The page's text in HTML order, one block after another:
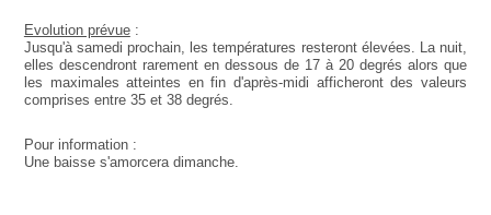
Evolution prévue:
Jusqu'à samedi prochain, les températures resteront élevées. La nuit,
elles descendront rarement en dessous de 17 à 20 degrés alors que
les maximales atteintes en fin d'après-midi afficheront des valeurs
comprises entre 35 et 38 degrés.
Pour information :
Une baisse s'amorcera dimanche.